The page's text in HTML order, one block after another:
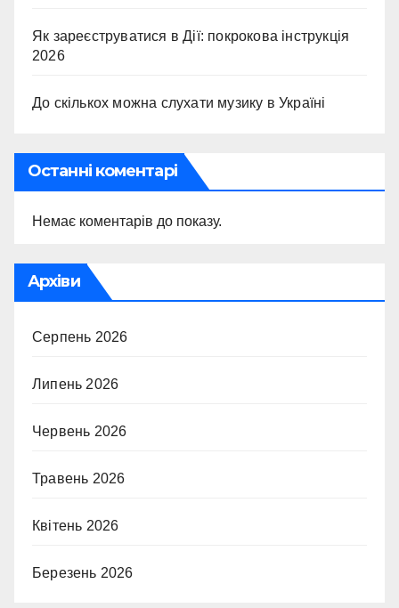
Як зареєструватися в Дії: покрокова інструкція
2026
До скількох можна слухати музику в Україні
Останні коментарі
Немає коментарів до показу.
Архіви
Серпень 2026
Липень 2026
Червень 2026
Травень 2026
Квітень 2026
Березень 2026